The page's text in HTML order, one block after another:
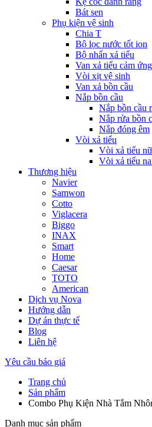
Bát sen
Phụ kiện vệ sinh
Chia T
Bộ lọc nước tốt ion
Bộ nhấn xả tiểu
Van xả tiểu cảm ứng
Vòi xịt vệ sinh
Van xả bồn cầu
Nắp bồn cầu
Nắp bồn cầu
Nắp rửa bồn
Nắp đóng êm
Vòi xả tiểu
Vòi xả tiểu nữ
Vòi xả tiểu
Thương hiệu
Navier
Samwon
Cotto
Viglacera
Biggo
INAX
Smart
Home
Caesar
TOTO
American
Dịch vụ Nova
Hướng dẫn
Dự án thực tế
Blog
Liên hệ
Yêu cầu báo giá
Trang chủ
Sản phẩm
Combo Phụ Kiện Nhà Tắm
Danh mục sản phẩm